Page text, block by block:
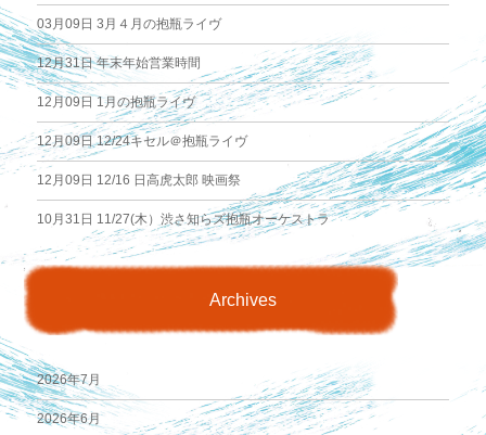
シ
ョ
ン
03月09日 3月４月の抱瓶ライヴ
12月31日年末年始営業時間
12月09日1月の抱瓶ライヴ
12月09日12/24キセル＠抱瓶ライヴ
12月09日 12/16 日高虎太郎 映画祭
10月31日 11/27(木）渋さ知らズ抱瓶オーケストラ
Archives
2026年7月
2026年6月